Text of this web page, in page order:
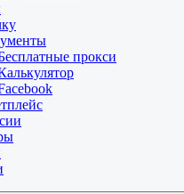
прокси